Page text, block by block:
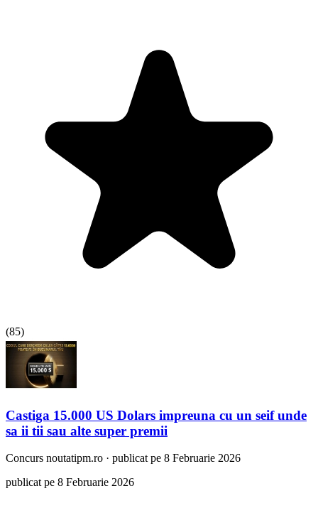
(85)
Castiga 15.000 US Dolars impreuna cu un seif unde
sa ii tii sau alte super premii
Concurs noutatipm.ro · publicat pe 8 Februarie 2026
publicat pe 8 Februarie 2026